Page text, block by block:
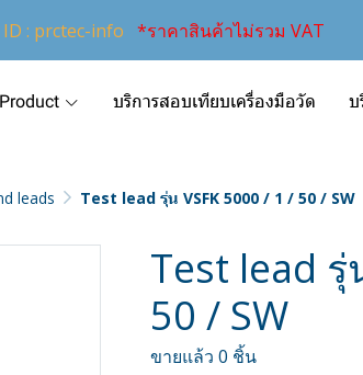
ID : prctec-info *ราคาสินค้าไม่รวม VAT
บริการสอบเทียบเครื่องมือวัด บ
leads Test lead รุ่น VSFK 5000 / 1 / 50 / SW
Test lead รุ่
50 / SW
ขายแล้ว 0 ชิ้น